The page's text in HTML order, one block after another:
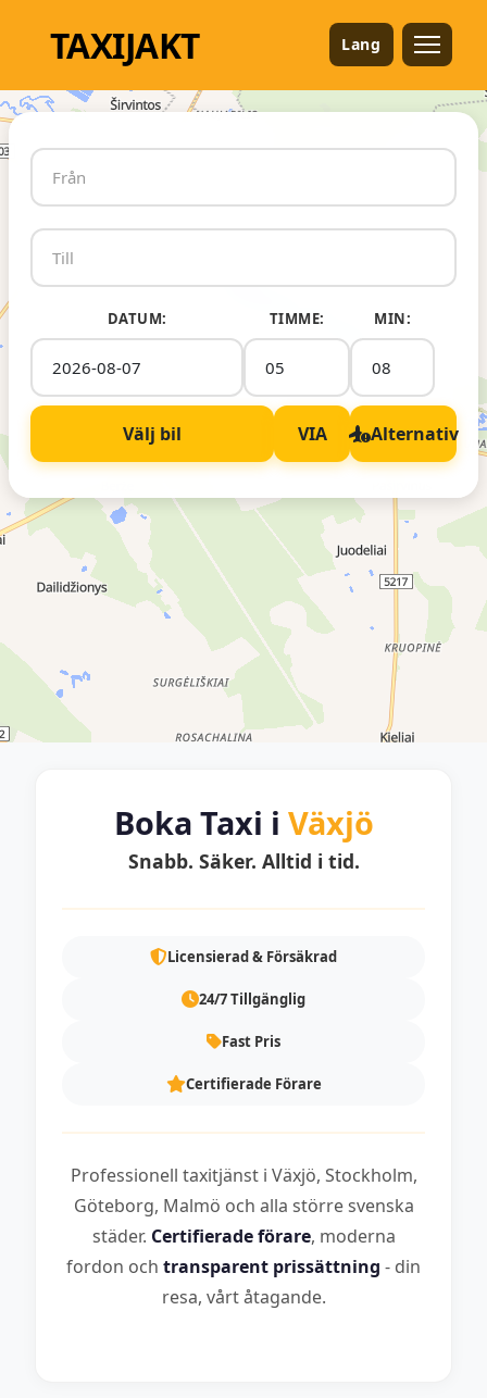
TAXIJAKT Lang
DATUM: TIMME: MIN:
Välj bil VIA Alternativ
Boka Taxi i Växjö
Snabb. Säker. Alltid i tid.
Licensierad & Försäkrad
24/7 Tillgänglig
Fast Pris
Certifierade Förare
Professionell taxitjänst i Växjö, Stockholm,
Göteborg, Malmö och alla större svenska
städer. Certifierade förare, moderna
fordon och transparent prissättning - din
resa, vårt åtagande.